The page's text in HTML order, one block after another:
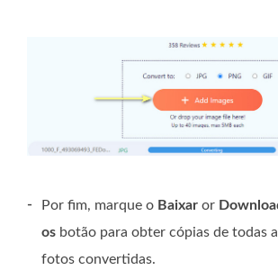
- Por fim, marque o Baixar or
os botão para obter cópias de todas
fotos convertidas.